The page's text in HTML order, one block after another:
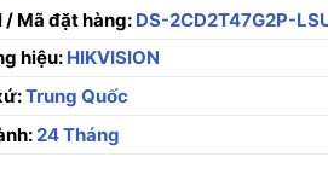
/ Mã đặt hàng: DS-2CD2T47G2P-
hiệu: HIKVISION
Trung Quốc
24 Tháng